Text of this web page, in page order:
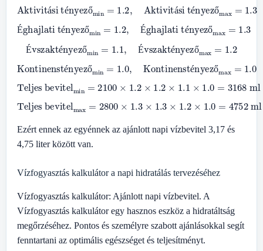
á é ő á é ő
Aktivitási tényező 1.2 Aktivitási tényezőmax
É é ő É é ő
Éghajlati tényező =1.2 Éghajlati tényezőmax 1.3
É é ő É é ő
Évszaktényező = 1.1 Évszaktényezőmax 1.2
é ő é ő
Kontinenstényező 1.0 Kontinenstényezőmax
Teljes bevitel
=2100× 1.2 ×1.2 × 1.1× 1.0=3168
ml
Teljes bevitel
=2800× 1.3 ×1.3 × 1.2× 1.0=4752 ml
Ezért ennek az egyénnek az ajánlott napi vízbevitel 3,17 és
4,75 liter között van.
Vízfogyasztás kalkulátor a napi hidratálás tervezéséhez
Vízfogyasztás kalkulátor: Ajánlott napi vízbevitel. A
Vízfogyasztás kalkulátor egy hasznos eszköz a hidratáltság
megőrzéséhez. Pontos és személyre szabott ajánlásokkal segít
fenntartani az optimális egészséget és teljesítményt.